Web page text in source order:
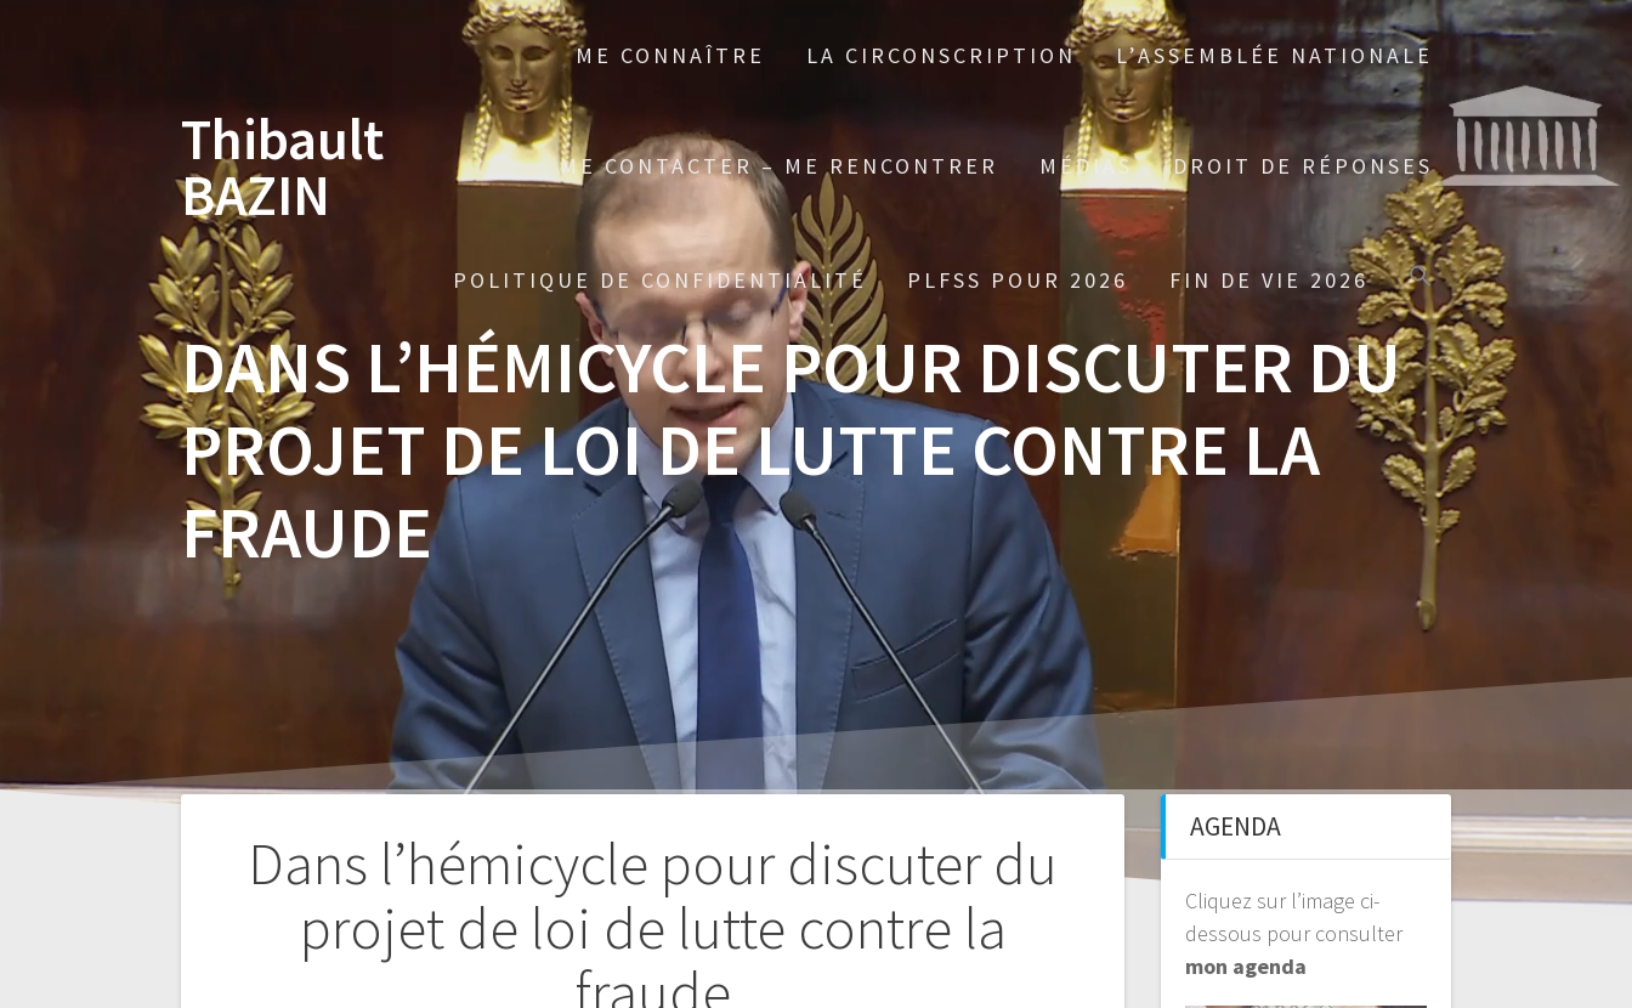
Thibault
BAZIN
ME CONNAÎTRE LA CIRCONSCRIPTION L’ASSEMBLÉE NATIONALE
ME CONTACTER – ME RENCONTRER MÉDIAS DROIT DE RÉPONSES
POLITIQUE DE CONFIDENTIALITÉ PLFSS POUR 2026 FIN DE VIE 2026
DANS L’HÉMICYCLE POUR DISCUTER DU
PROJET DE LOI DE LUTTE CONTRE LA
FRAUDE
Dans l’hémicycle pour discuter du
projet de loi de lutte contre la
fraude
AGENDA
Cliquez sur l’image ci-
dessous pour consulter
mon agenda